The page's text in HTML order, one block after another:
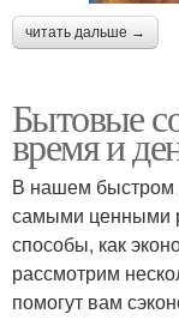
читать дальше →
Бытовые
время и
В нашем быстром
самыми ценными
способы, как
рассмотрим
помогут вам